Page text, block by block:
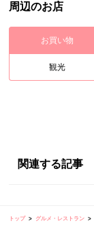
周辺のお店
お買い物
観光
関連する記事
トップ グルメ・レストラン